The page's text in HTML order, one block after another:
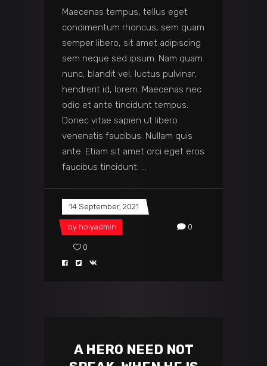
Maecenas tempus, tellus eget
condimentum rhoncus, sem quam
semper libero, sit amet adipiscing
sem neque sed ipsum. Nam quam
nunc, blandit vel, luctus pulvinar,
hendrerit id, lorem. Maecenas nec
odio et ante tincidunt tempus.
Donec vitae sapien ut libero
venenatis faucibus. Nullam quis
ante. Etiam sit amet orci eget eros
faucibus tincidunt.
14 September, 2021
by holyadmin 0
0
A HERO NEED NOT